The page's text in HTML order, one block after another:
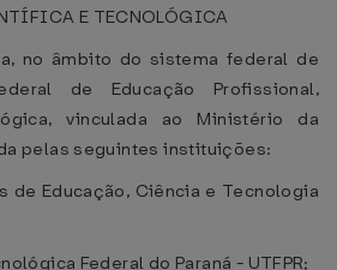
E TECNOLÓGICA
no âmbito do sistema federal de
de Educação Profissional,
vinculada ao Ministério da
pelas seguintes instituições:
de Educação, Ciência e Tecnologia
Federal do Paraná - UTFPR;